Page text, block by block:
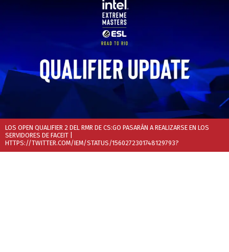
LOS OPEN QUALIFIER 2 DEL RMR DE CS:GO PASARÁN A REALIZARSE EN LOS
SERVIDORES DE FACEIT
HTTPS://TWITTER.COM/IEM/STATUS/1560272301748129793?